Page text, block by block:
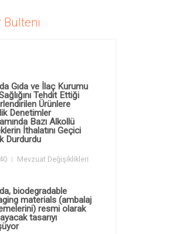
Bülteni
Gıda ve İlaç Kurumu
Tehdit Ettiği
Ürünlere
Denetimler
Bazı Alkollü
İthalatını Geçici
Durdurdu
40 Mevzuat Değişiklikleri
biodegradable
materials (ambalaj
resmi olarak
tasarıyı